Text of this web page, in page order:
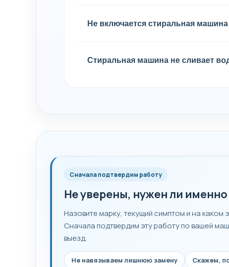
Не включается стиральная машина
Стиральная машина не сливает
Сначала подтвердим работу
Не уверены, нужен ли
Назовите марку, текущий симптом и на каком
Сначала подтвердим эту работу по вашей
выезд.
Не навязываем лишнюю замену
Скажем,